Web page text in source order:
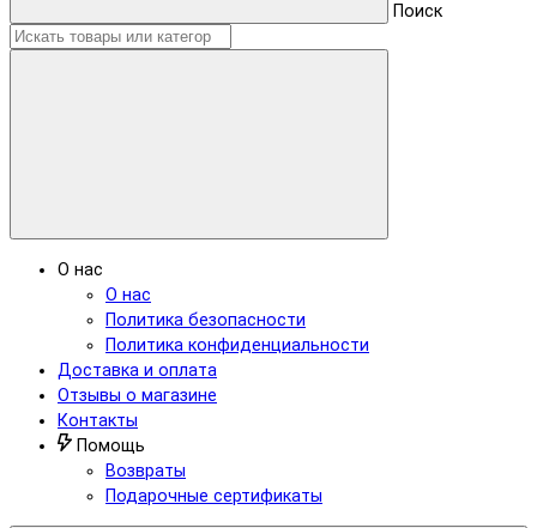
Поиск
О нас
О нас
Политика безопасности
Политика конфиденциальности
Доставка и оплата
Отзывы о магазине
Контакты
Помощь
Возвраты
Подарочные сертификаты